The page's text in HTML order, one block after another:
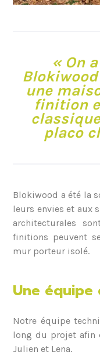
« On
une
finition
placo
Blokiwood a été la
leurs envies et aux
architecturales
finitions peuvent
mur porteur isolé.
Une équipe
Notre équipe
long du projet afin
Julien et Lena.